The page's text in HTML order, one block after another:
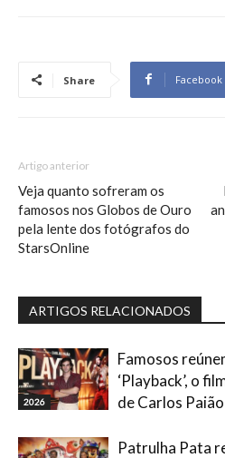
Share Facebook
Artigo anterior
Veja quanto sofreram os
famosos nos Globos de Ouro
pela lente dos fotógrafos do
StarsOnline
ARTIGOS RELACIONADOS
2026
Famosos
‘Playback’, o
de Carlos Paião
Patrulha Pata